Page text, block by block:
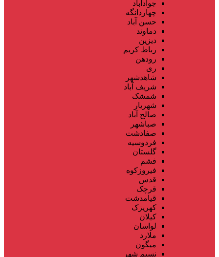
جوادآباد
چهاردانگه
حسن آباد
دماوند
دیزین
رباط کریم
رودهن
ری
شاهدشهر
شریف آباد
شمشک
شهریار
صالح آباد
صباشهر
صفادشت
فردوسیه
گلستان
فشم
فیروزکوه
قدس
قرچک
قیامدشت
کهریزک
کیلان
لواسان
ملارد
میگون
نسیم شهر